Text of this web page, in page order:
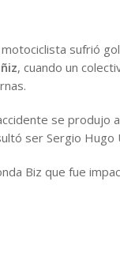
motociclista sufrió
, cuando un
se produjo
ser Sergio Hugo
Biz que fue